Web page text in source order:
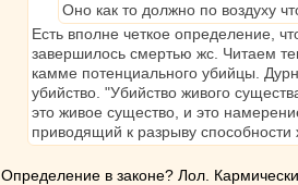
Оно как то должно по воздуху
Есть вполне четкое определение,
завершилось смертью жс. Читаем
камме потенциального убийцы.
убийство. "Убийство живого
это живое существо, и это
приводящий к разрыву способности
Определение в законе? Лол.